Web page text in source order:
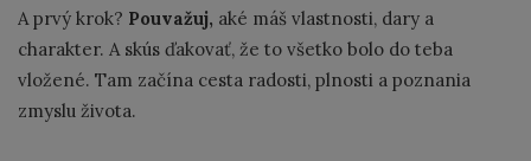
A prvý krok? Pouvažuj, aké máš vlastnosti, dary a
charakter. A skús ďakovať, že to všetko bolo do teba
vložené. Tam začína cesta radosti, plnosti a poznania
zmyslu života.